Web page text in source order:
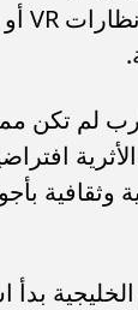
لم تكن
بدأ